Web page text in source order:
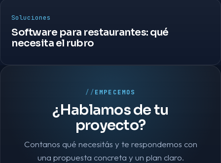
Soluciones
Software para restaurantes: qué
necesita el rubro
EMPECEMOS
¿Hablamos de tu
proyecto?
Contanos qué necesitás y te respondemos con
una propuesta concreta y un plan claro.